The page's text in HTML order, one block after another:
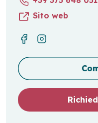
Sito web